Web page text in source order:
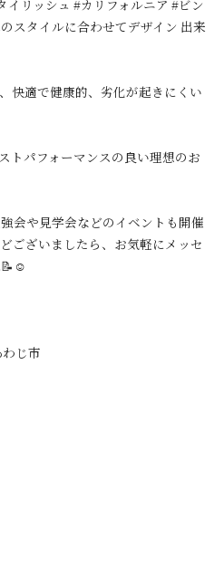
リッシュ #カリフォルニア #ビン
スタイルに合わせてデザイン 出来
快適で健康的、劣化が起きにくい
トパフォーマンスの良い理想のお
会や見学会などのイベントも開催
ございましたら、お気軽にメッセ
📝☺️
じ市